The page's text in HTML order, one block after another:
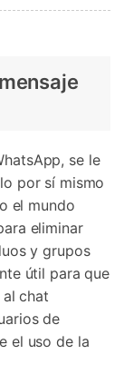
se le
por sí mismo
el mundo
eliminar
y grupos
útil para que
chat
de
el uso de la